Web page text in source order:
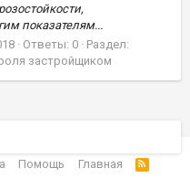
показателям...
Ответы: 0
Раздел:
застройщиком
Помощь Главная